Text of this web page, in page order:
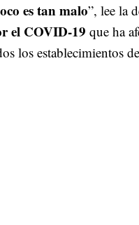
es tan malo”, lee la
el COVID-19 que ha
los establecimientos